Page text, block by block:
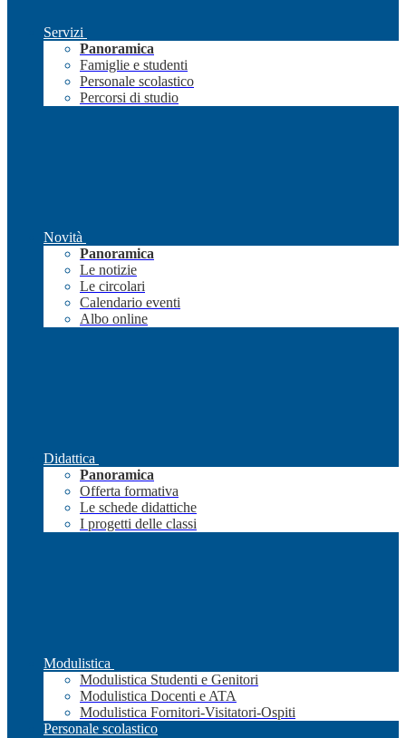
Servizi
Panoramica
Famiglie e studenti
Personale scolastico
Percorsi di studio
Novità
Panoramica
Le notizie
Le circolari
Calendario eventi
Albo online
Didattica
Panoramica
Offerta formativa
Le schede didattiche
I progetti delle classi
Modulistica
Modulistica Studenti e Genitori
Modulistica Docenti e ATA
Modulistica Fornitori-Visitatori-Ospiti
Personale scolastico